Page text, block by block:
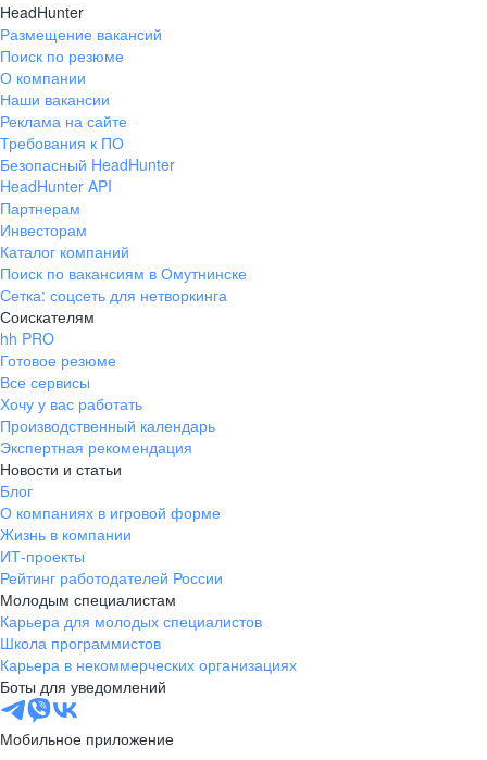
HeadHunter
Размещение вакансий
Поиск по резюме
О компании
Наши вакансии
Реклама на сайте
Требования к ПО
Безопасный HeadHunter
HeadHunter API
Партнерам
Инвесторам
Каталог компаний
Поиск по вакансиям в Омутнинске
Сетка: соцсеть для нетворкинга
Соискателям
hh PRO
Готовое резюме
Все сервисы
Хочу у вас работать
Производственный календарь
Экспертная рекомендация
Новости и статьи
Блог
О компаниях в игровой форме
Жизнь в компании
ИТ-проекты
Рейтинг работодателей России
Молодым специалистам
Карьера для молодых специалистов
Школа программистов
Карьера в некоммерческих организациях
Боты для уведомлений
Мобильное приложение